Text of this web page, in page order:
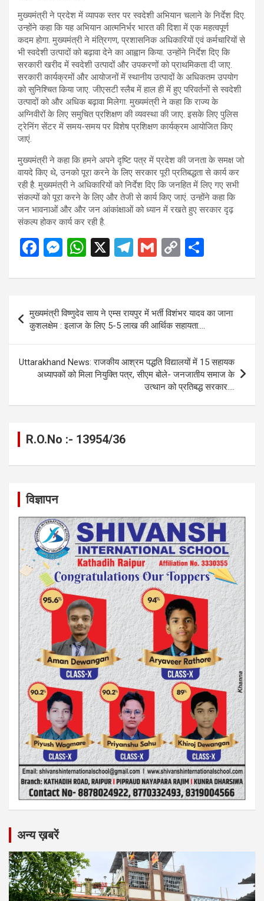
मुख्यमंत्री ने प्रदेश में व्यापक स्तर पर स्वदेशी अभियान चलाने के निर्देश दिए.
उन्होंने कहा कि यह अभियान आत्मनिर्भर भारत की दिशा में एक महत्वपूर्ण
कदम होगा. मुख्यमंत्री ने मंत्रिगण, प्रशासनिक अधिकारियों एवं कर्मचारियों से
भी स्वदेशी उत्पादों को बढ़ावा देने का आह्वान किया. उन्होंने निर्देश दिए कि
सरकारी खरीद में स्वदेशी उत्पादों और उपकरणों को प्राथमिकता दी जाए.
सरकारी कार्यक्रमों और आयोजनों में स्थानीय उत्पादों के अधिकतम उपयोग
को सुनिश्चित किया जाए. जीएसटी स्लैब में हाल ही में हुए परिवर्तनों से स्वदेशी
उत्पादों को और अधिक बढ़ावा मिलेगा. मुख्यमंत्री ने कहा कि राज्य के
अग्निवीरों के लिए समुचित प्रशिक्षण की व्यवस्था की जाए. इसके लिए पुलिस
ट्रेनिंग सेंटर में समय-समय पर विशेष प्रशिक्षण कार्यक्रम आयोजित किए
जाएं.
मुख्यमंत्री ने कहा कि हमने अपने दृष्टि पत्र में प्रदेश की जनता के समक्ष जो
वायदे किए थे, उनको पूरा करने के लिए सरकार पूरी प्रतिबद्धता से कार्य कर
रही है. मुख्यमंत्री ने अधिकारियों को निर्देश दिए कि जनहित में लिए गए सभी
संकल्पों को पूरा करने के लिए और तेजी से कार्य किए जाएं. उन्होंने कहा कि
जन भावनाओं और और जन आंकांक्षाओं को ध्यान में रखते हुए सरकार दृढ़
संकल्प होकर कार्य कर रही है.
F
ce
b
o
o
k
M
se
n
g
er
W
at
A
p
p
X
T
e
gr
a
m
G
ail
C
py
n
k
ar
navigation
मुख्यमंत्री विष्णुदेव साय ने एम्स रायपुर में भर्ती विशंभर यादव का जाना
कुशलक्षेम : इलाज के लिए 5-5 लाख की आर्थिक सहायता….
Uttarakhand News: राजकीय आश्रम पद्धति विद्यालयों में 15 सहायक
अध्यापकों को मिला नियुक्ति पत्र, सीएम बोले- जनजातीय समाज के
उत्थान को प्रतिबद्ध सरकार….
R.O.No :- 13954/36
विज्ञापन
अन्य ख़बरें